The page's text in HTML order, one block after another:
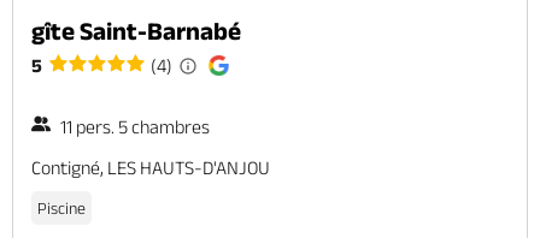
gîte Saint-Barnabé
5 (4)
11 pers. 5 chambres
Contigné, LES HAUTS-D'ANJOU
Piscine